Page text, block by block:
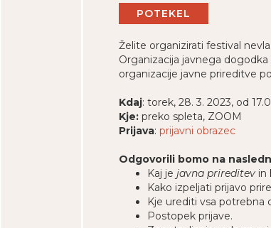
POTEKEL
Želite organizirati festival
Organizacija javnega
organizacije javne prireditve
Kdaj: torek, 28. 3. 2023, od
Kje: preko spleta, ZOOM
Prijava: prijavni obrazec
Odgovorili bomo na
Kaj je javna prireditev in
Kako izpeljati prijavo
Kje urediti vsa potrebna
Postopek prijave.